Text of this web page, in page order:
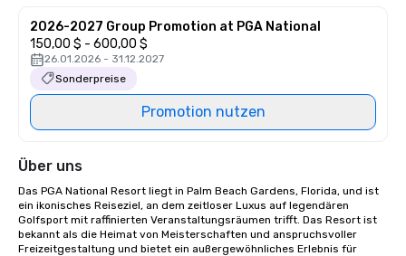
2026-2027 Group Promotion at PGA National
150,00 $ - 600,00 $
26.01.2026 - 31.12.2027
Sonderpreise
Promotion nutzen
Über uns
Das PGA National Resort liegt in Palm Beach Gardens, Florida, und ist
ein ikonisches Reiseziel, an dem zeitloser Luxus auf legendären
Golfsport mit raffinierten Veranstaltungsräumen trifft. Das Resort ist
bekannt als die Heimat von Meisterschaften und anspruchsvoller
Freizeitgestaltung und bietet ein außergewöhnliches Erlebnis für